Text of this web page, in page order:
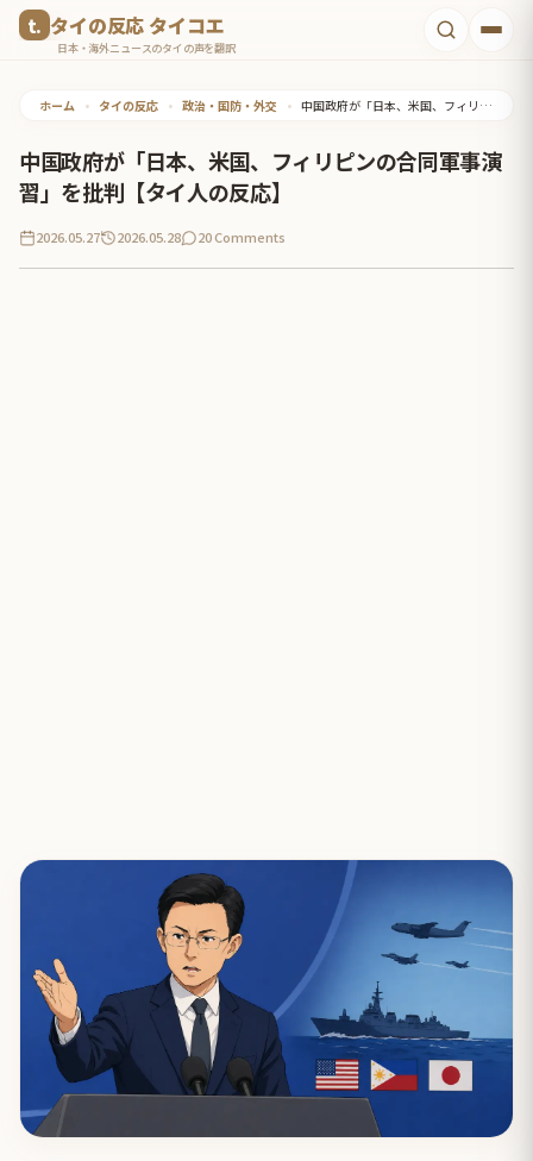
タイの反応 タイコエ
日本・海外ニュースのタイの声を翻訳
ホーム • タイの反応 • 政治・国防・外交 • 中国政府が「日本、米国、フィリ‌ピンの合同軍事演​習」を批判【タイ人の反応】
中国政府が「日本、米国、フィリ‌ピンの合同軍事演​
習」を批判【タイ人の反応】
2026.05.27 2026.05.28 20 Comments